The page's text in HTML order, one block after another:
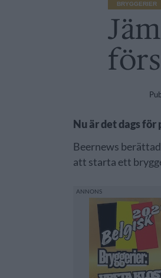
BRYGGERIER
Nu är det dags
Beernews
att starta ett